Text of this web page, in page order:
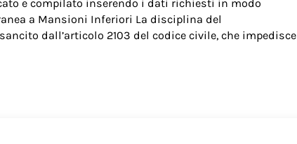
e compilato inserendo i dati richiesti in modo
a Mansioni Inferiori La disciplina del
dall’articolo 2103 del codice civile, che impedisce
a Mansioni Inferiori